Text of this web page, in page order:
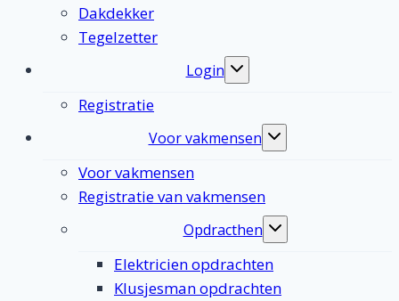
Dakdekker
Tegelzetter
Login
Toggle
Registratie
Voor vakmensen
Toggle
Voor vakmensen
Registratie van vakmensen
Opdracthen
Toggle
Elektricien opdrachten
Klusjesman opdrachten